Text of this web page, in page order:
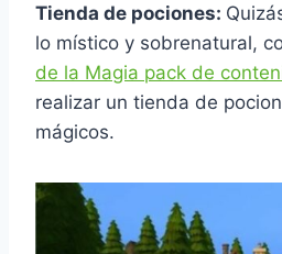
Tienda de pociones:
lo místico y sobrenatural,
de la Magia pack de
realizar un tienda de
mágicos.